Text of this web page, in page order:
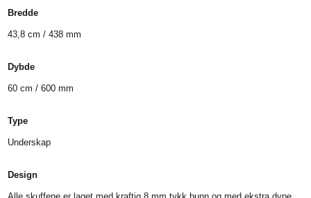
Bredde
43,8 cm / 438 mm
Dybde
60 cm / 600 mm
Type
Underskap
Design